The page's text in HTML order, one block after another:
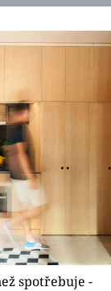
spotřebuje -